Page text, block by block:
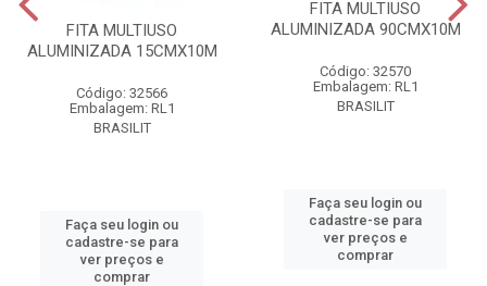
FITA MULTIUSO
ALUMINIZADA 15CMX10M
Código: 32566
Embalagem: RL1
BRASILIT
Faça seu login ou
cadastre-se para
ver preços e
comprar
FITA MULTIUSO
ALUMINIZADA 90CMX10M
Código: 32570
Embalagem: RL1
BRASILIT
Faça seu login ou
cadastre-se para
ver preços e
comprar